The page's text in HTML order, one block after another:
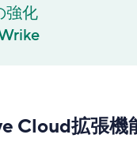
強化
Cloud拡張機